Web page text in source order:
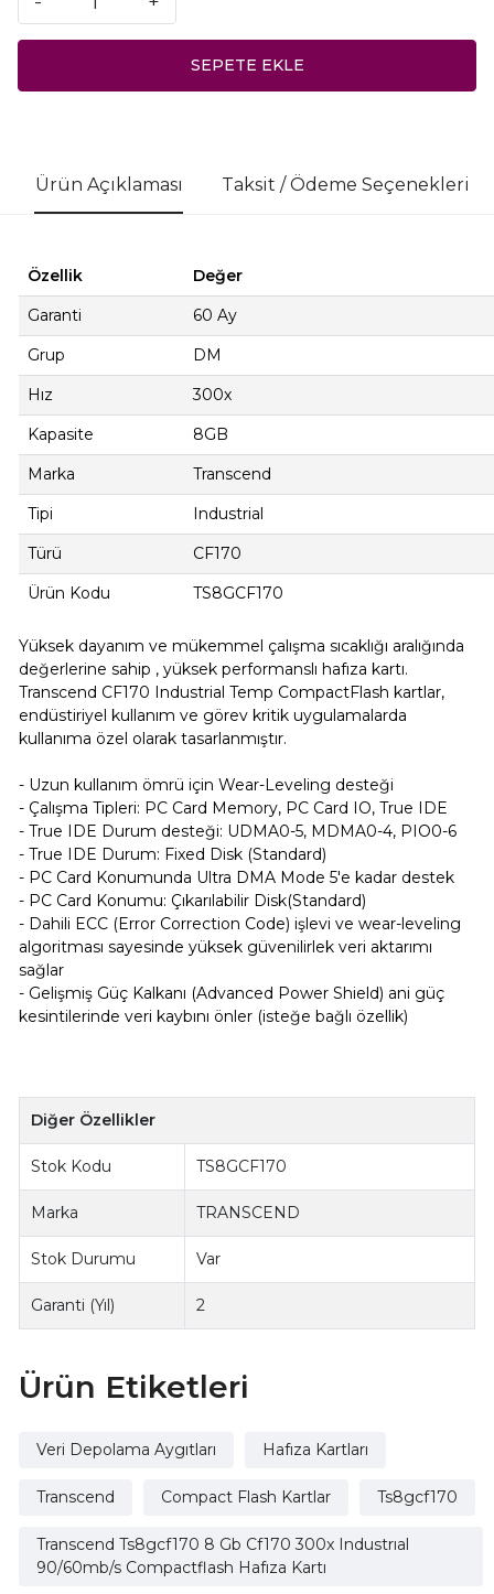
SEPETE EKLE
Ürün Açıklaması Taksit / Ödeme Seçenekleri
Özellik
Değer
Garanti
60 Ay
Grup
DM
Hız
300x
Kapasite
8GB
Marka
Transcend
Tipi
Industrial
Türü
CF170
Ürün Kodu
TS8GCF170
Yüksek dayanım ve mükemmel çalışma sıcaklığı aralığında
değerlerine sahip , yüksek performanslı hafıza kartı.
Transcend CF170 Industrial Temp CompactFlash kartlar,
endüstiriyel kullanım ve görev kritik uygulamalarda
kullanıma özel olarak tasarlanmıştır.
- Uzun kullanım ömrü için Wear-Leveling desteği
- Çalışma Tipleri: PC Card Memory, PC Card IO, True IDE
- True IDE Durum desteği: UDMA0-5, MDMA0-4, PIO0-6
- True IDE Durum: Fixed Disk (Standard)
- PC Card Konumunda Ultra DMA Mode 5'e kadar destek
- PC Card Konumu: Çıkarılabilir Disk(Standard)
- Dahili ECC (Error Correction Code) işlevi ve wear-leveling
algoritması sayesinde yüksek güvenilirlek veri aktarımı
sağlar
- Gelişmiş Güç Kalkanı (Advanced Power Shield) ani güç
kesintilerinde veri kaybını önler (isteğe bağlı özellik)
Diğer Özellikler
Stok Kodu TS8GCF170
Marka TRANSCEND
Stok Durumu Var
Garanti (Yıl) 2
Ürün Etiketleri
Veri Depolama Aygıtları Hafıza Kartları
Transcend Compact Flash Kartlar Ts8gcf170
Transcend Ts8gcf170 8 Gb Cf170 300x Industrıal
90/60mb/s Compactflash Hafıza Kartı